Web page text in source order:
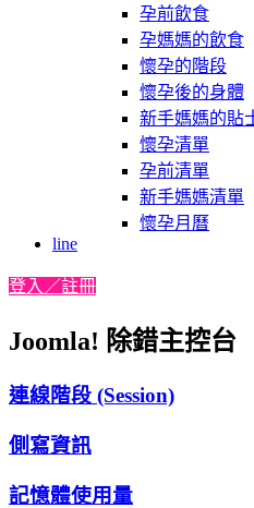
孕前飲食
孕媽媽的飲食
懷孕的階段
懷孕後的身體
新手媽媽的貼
懷孕清單
孕前清單
新手媽媽清單
懷孕月曆
line
登入／註冊
Joomla! 除錯主控台
連線階段 (Session)
側寫資訊
記憶體使用量